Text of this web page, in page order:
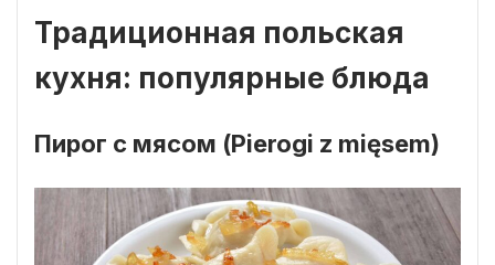
Традиционная польская
кухня: популярные блюда
Пирог с мясом (Pierogi z mięsem)